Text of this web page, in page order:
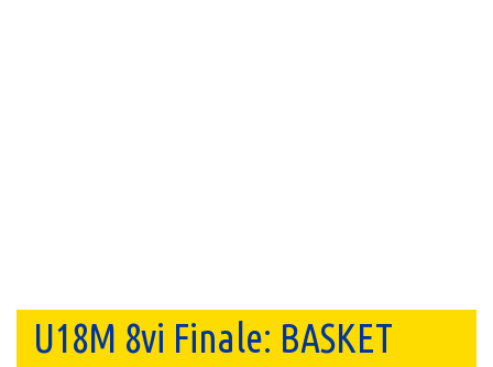
U18M 8vi Finale: BASKET